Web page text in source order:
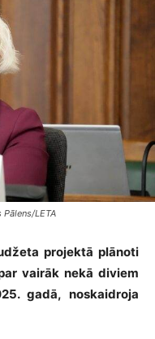
LETA
projektā plānoti
vairāk nekā diviem
gadā, noskaidroja